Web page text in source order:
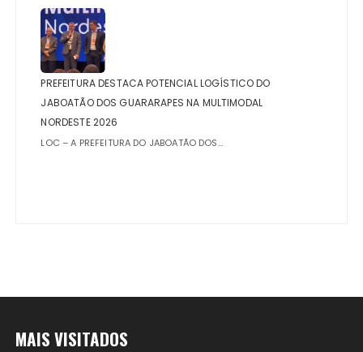
PREFEITURA DESTACA POTENCIAL LOGÍSTICO DO
JABOATÃO DOS GUARARAPES NA MULTIMODAL
NORDESTE 2026
LOC – A PREFEITURA DO JABOATÃO DOS...
MAIS VISITADOS